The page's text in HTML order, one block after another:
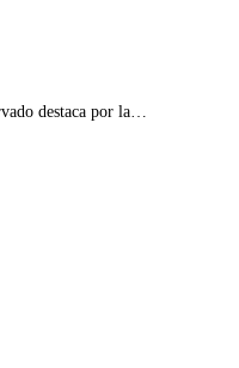
destaca por la…